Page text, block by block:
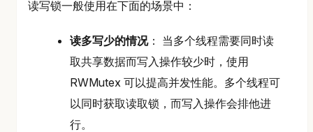
读写锁一般使用在下面的场景中：
读多写少的情况： 当多个线程需要同时读
取共享数据而写入操作较少时，使用
RWMutex 可以提高并发性能。多个线程可
以同时获取读取锁，而写入操作会排他进
行。